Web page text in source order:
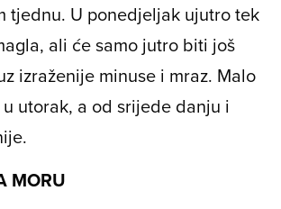
tjednu. U ponedjeljak ujutro tek
ali će samo jutro biti još
izraženije minuse i mraz. Malo
utorak, a od srijede danju i
MORU